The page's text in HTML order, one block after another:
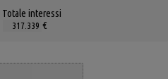
Totale interessi
€